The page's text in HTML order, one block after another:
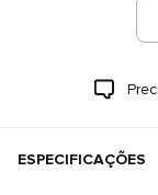
ESPECIFICAÇÕES